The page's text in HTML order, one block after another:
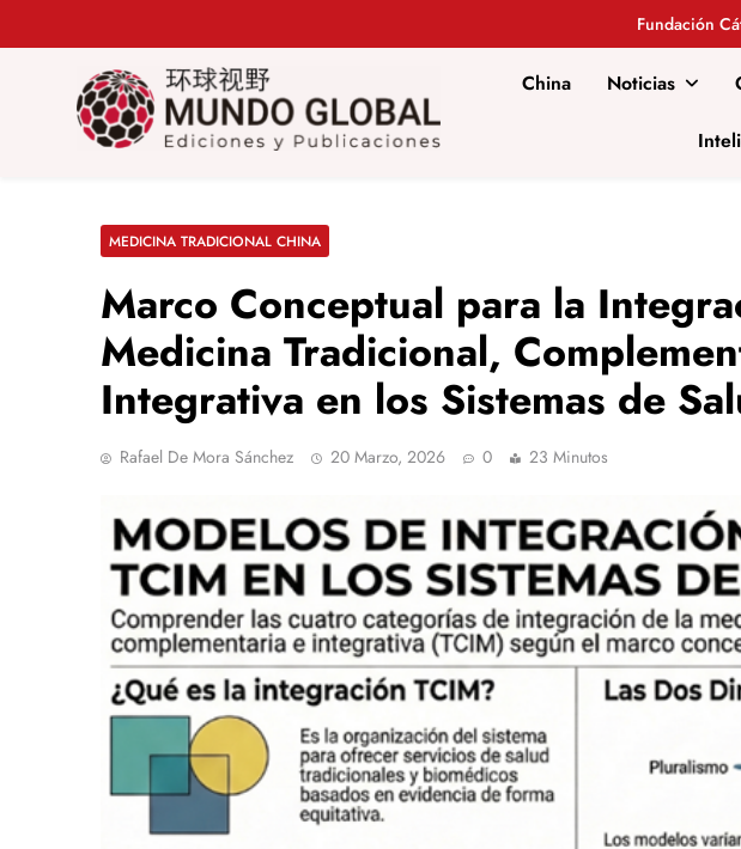
Fundación
Mundo Global
China Noticias
MEDICINA TRADICIONAL CHINA
Marco Conceptual para la
Medicina Tradicional,
Integrativa en los Sistemas de
Rafael De Mora Sánchez 20 Marzo, 2026 0 23 Minutos